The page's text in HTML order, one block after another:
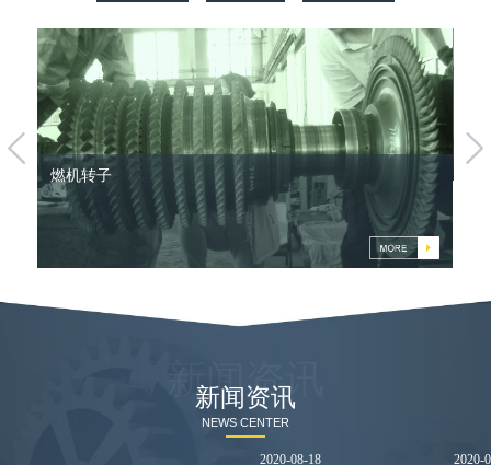
水轮机叶片
NEWS CENTER
2020-08-18